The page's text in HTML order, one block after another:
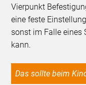
Vierpunkt
eine feste
sonst im Falle eines
kann.
Das sollte beim